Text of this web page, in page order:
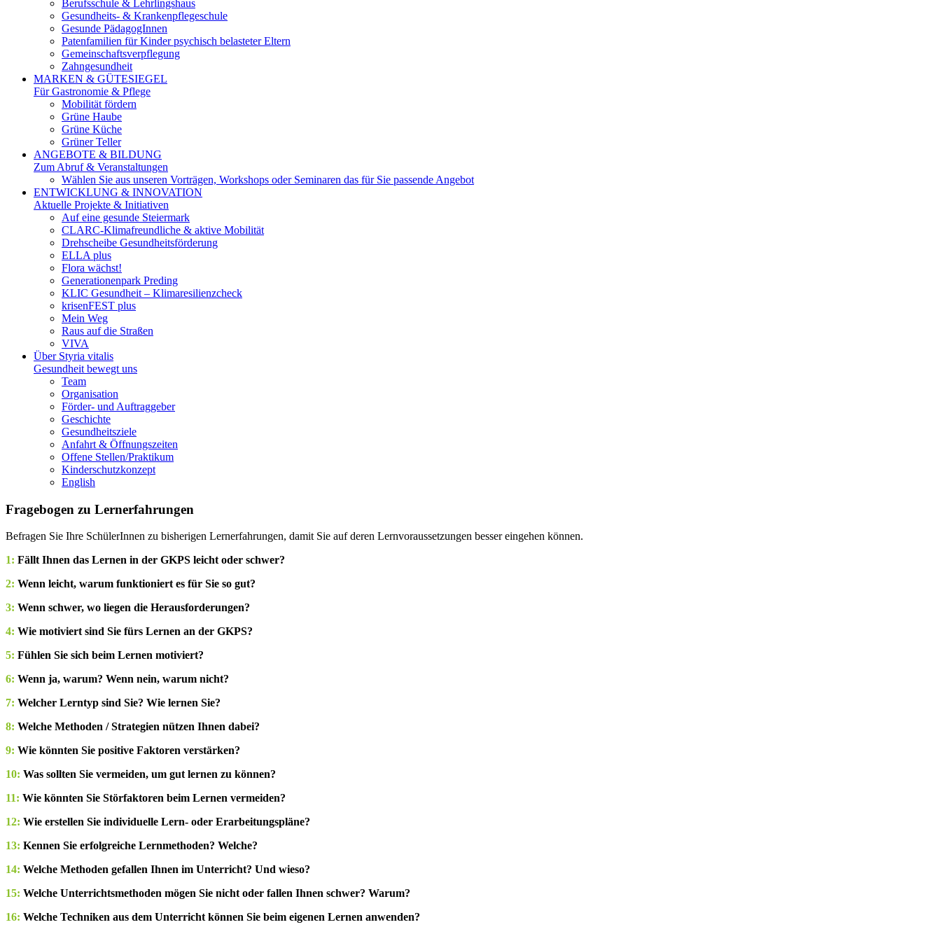
Berufsschule & Lehrlingshaus
Gesundheits- & Krankenpflegeschule
Gesunde PädagogInnen
Patenfamilien für Kinder psychisch belasteter Eltern
Gemeinschaftsverpflegung
Zahngesundheit
MARKEN & GÜTESIEGEL
Für Gastronomie & Pflege
Mobilität fördern
Grüne Haube
Grüne Küche
Grüner Teller
ANGEBOTE & BILDUNG
Zum Abruf & Veranstaltungen
Wählen Sie aus unseren Vorträgen, Workshops oder Seminaren das für Sie passende Angebot
ENTWICKLUNG & INNOVATION
Aktuelle Projekte & Initiativen
Auf eine gesunde Steiermark
CLARC-Klimafreundliche & aktive Mobilität
Drehscheibe Gesundheitsförderung
ELLA plus
Flora wächst!
Generationenpark Preding
KLIC Gesundheit – Klimaresilienzcheck
krisenFEST plus
Mein Weg
Raus auf die Straßen
VIVA
Über Styria vitalis
Gesundheit bewegt uns
Team
Organisation
Förder- und Auftraggeber
Geschichte
Gesundheitsziele
Anfahrt & Öffnungszeiten
Offene Stellen/Praktikum
Kinderschutzkonzept
English
Fragebogen zu Lernerfahrungen
Befragen Sie Ihre SchülerInnen zu bisherigen Lernerfahrungen, damit Sie auf deren Lernvoraussetzungen besser eingehen können.
1: Fällt Ihnen das Lernen in der GKPS leicht oder schwer?
2: Wenn leicht, warum funktioniert es für Sie so gut?
3: Wenn schwer, wo liegen die Herausforderungen?
4: Wie motiviert sind Sie fürs Lernen an der GKPS?
5: Fühlen Sie sich beim Lernen motiviert?
6: Wenn ja, warum? Wenn nein, warum nicht?
7: Welcher Lerntyp sind Sie? Wie lernen Sie?
8: Welche Methoden / Strategien nützen Ihnen dabei?
9: Wie könnten Sie positive Faktoren verstärken?
10: Was sollten Sie vermeiden, um gut lernen zu können?
11: Wie könnten Sie Störfaktoren beim Lernen vermeiden?
12: Wie erstellen Sie individuelle Lern- oder Erarbeitungspläne?
13: Kennen Sie erfolgreiche Lernmethoden? Welche?
14: Welche Methoden gefallen Ihnen im Unterricht? Und wieso?
15: Welche Unterrichtsmethoden mögen Sie nicht oder fallen Ihnen schwer? Warum?
16: Welche Techniken aus dem Unterricht können Sie beim eigenen Lernen anwenden?